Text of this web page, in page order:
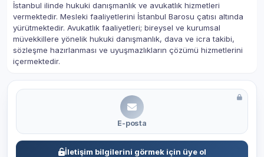
İstanbul ilinde hukuki danışmanlık ve avukatlık hizmetleri
vermektedir. Mesleki faaliyetlerini İstanbul Barosu çatısı altında
yürütmektedir. Avukatlık faaliyetleri; bireysel ve kurumsal
müvekkillere yönelik hukuki danışmanlık, dava ve icra takibi,
sözleşme hazırlanması ve uyuşmazlıkların çözümü hizmetlerini
içermektedir.
E-posta
İletişim bilgilerini görmek için üye ol